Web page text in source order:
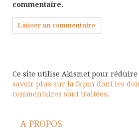
commentaire.
Ce site utilise Akismet pour
savoir plus sur la façon dont les
commentaires sont traitées.
A PROPOS